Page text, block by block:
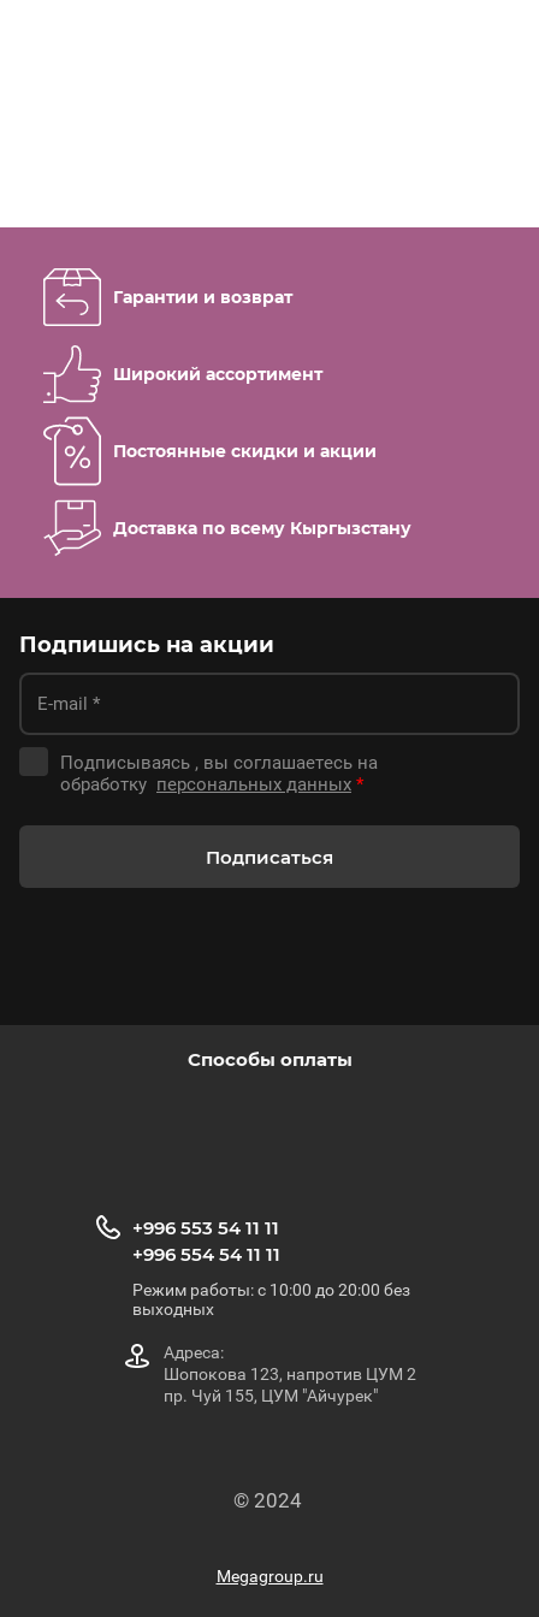
Гарантии и возврат
Широкий ассортимент
Постоянные скидки и акции
Доставка по всему Кыргызстану
Подпишись на акции
Подписываясь , вы соглашаетесь на
обработку персональных данных *
Подписаться
Способы оплаты
© 2024
+996 553 54 11 11
+996 554 54 11 11
Режим работы: с 10:00 до 20:00 без
выходных
Адреса:
Шопокова 123, напротив ЦУМ 2
пр. Чуй 155, ЦУМ "Айчурек"
Megagroup.ru